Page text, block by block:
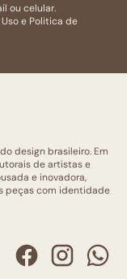
ou celular.
e Politica de
design brasileiro. Em
de artistas e
e inovadora,
peças com identidade